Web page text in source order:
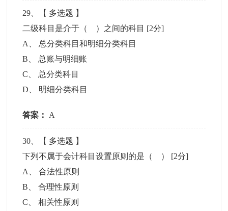
29 、【 多选题 】
二级科目是介于（ ）之间的科目 [2分]
A
总分类科目和明细分类科目
B
总账与明细账
C
总分类科目
D
明细分类科目
答案： A
30 、【 多选题 】
下列不属于会计科目设置原则的是（ ） [2分]
A
、合法性原则
B 、合理性原则
C 、相关性原则